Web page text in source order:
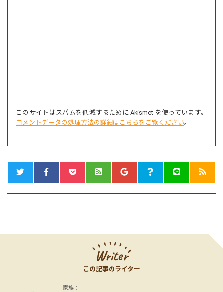
このサイトはスパムを低減するために Akismet を使っています。
コメントデータの処理方法の詳細はこちらをご覧ください。
Writer
この記事のライター
家族：